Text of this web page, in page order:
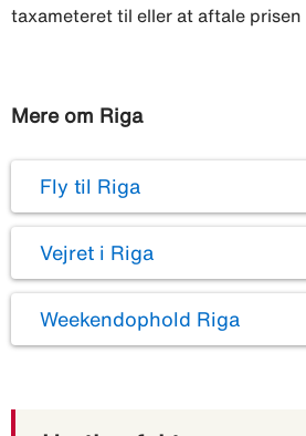
taxameteret til eller at aftale prisen
Mere om Riga
Fly til Riga
Vejret i Riga
Weekendophold Riga